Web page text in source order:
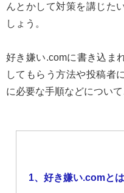
んとかして対策を講じた
しょう。
好き嫌い.comに書き込ま
してもらう方法や投稿者
に必要な手順などについ
1、好き嫌い.comと